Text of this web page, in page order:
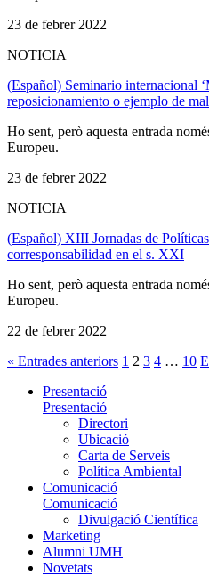
23 de febrer 2022
NOTICIA
(Español) Seminario internacional
reposicionamiento o ejemplo de
Ho sent, però aquesta entrada
Europeu.
23 de febrer 2022
NOTICIA
(Español) XIII Jornadas de
corresponsabilidad en el s. XXI
Ho sent, però aquesta entrada
Europeu.
22 de febrer 2022
« Entrades anteriors 1 2 3 4 … 10
Presentació
Presentació
Directori
Ubicació
Carta de Serveis
Política Ambiental
Comunicació
Comunicació
Divulgació Científica
Marketing
Alumni UMH
Novetats